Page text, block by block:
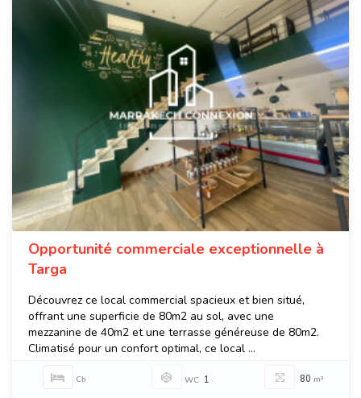
Opportunité commerciale exceptionnelle à
Targa
Découvrez ce local commercial spacieux et bien situé,
offrant une superficie de 80m2 au sol, avec une
mezzanine de 40m2 et une terrasse généreuse de 80m2.
Climatisé pour un confort optimal, ce local ...
Ch WC 1 80 m²